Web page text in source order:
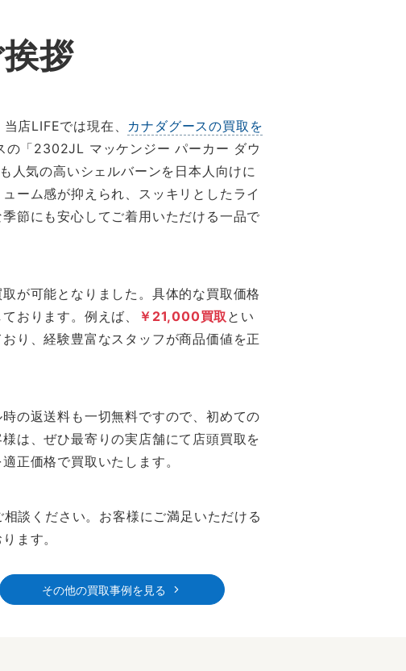
拶
店LIFEでは現在、 カナダグースの買取を
の「2302JL マッケンジー パーカー ダウ
人気の高いシェルバーンを日本人向けに
ーム感が抑えられ、スッキリとしたライ
節にも安心してご着用いただける一品で
が可能となりました。具体的な買取価格
おります。例えば、
￥21,000買取 とい
り、経験豊富なスタッフが商品価値を正
の返送料も一切無料ですので、初めての
は、ぜひ最寄りの実店舗にて店頭買取を
正価格で買取いたします。
談ください。お客様にご満足いただける
ます。
その他の買取事例を見る